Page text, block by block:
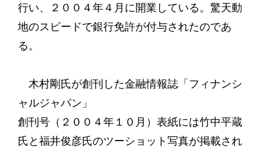
行い、２００４年４月に開業している。驚天動
地のスピードで銀行免許が付与されたのであ
る。
木村剛氏が創刊した金融情報誌「フィナンシ
ャルジャパン」
創刊号（２００４年１０月）表紙には竹中平蔵
氏と福井俊彦氏のツーショット写真が掲載され